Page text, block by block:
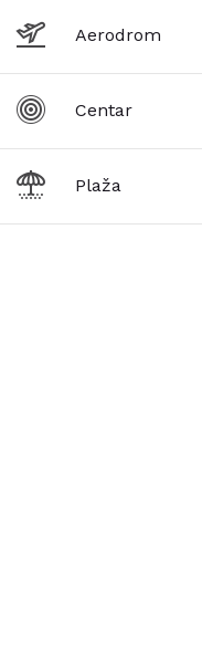
Aerodrom
Centar
Plaža